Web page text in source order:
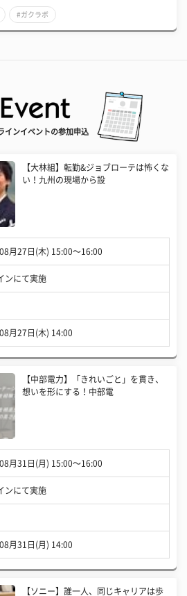
#ガクラボ
インイベントの参加申込
【大林組】転勤&ジョブローテは怖くな
い！九州の現場から設
月27日(木) 15:00〜16:00
ンにて実施
月27日(木) 14:00
【中部電力】「きれいごと」を貫き、
想いを形にする！中部電
月31日(月) 15:00〜16:00
ンにて実施
月31日(月) 14:00
【ソニー】誰一人、同じキャリアは歩